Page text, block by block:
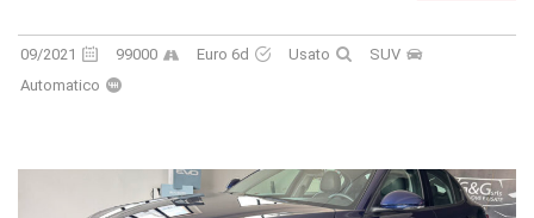
09/2021 99000 Euro 6d Usato
SUV
Automatico